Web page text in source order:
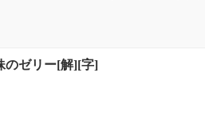
ゼリー[解][字]